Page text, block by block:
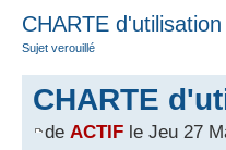
CHARTE
Sujet verouillé
CHARTE
de ACTIF le Jeu 27